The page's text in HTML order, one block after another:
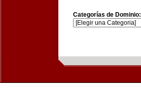
Categorías de Dominio: